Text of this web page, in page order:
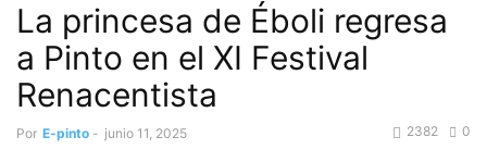
La princesa de Éboli regresa
a Pinto en el XI Festival
Renacentista
Por E-pinto - junio 11, 2025 0
2382